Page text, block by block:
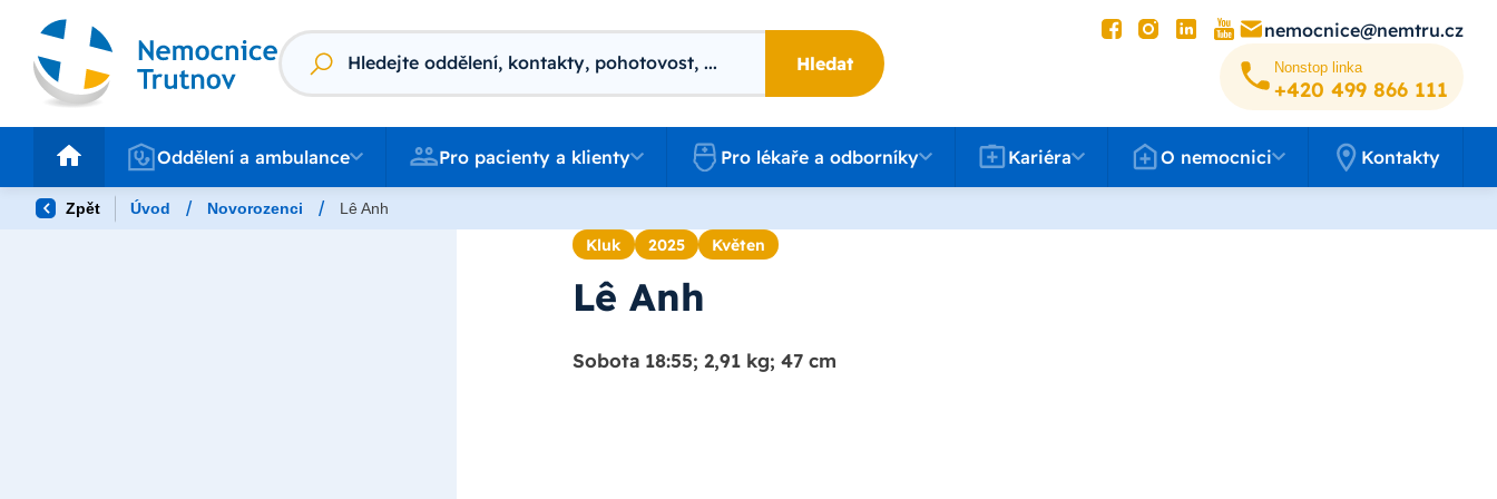
Vyhledávání
Hledat
nemocnice@nemtru.cz
Nonstop linka
+420 499 8­66 111
Oddělení a ambulance
Oddělení a ambulance Pro pacienty a klienty
Pro lékaře a odborníky
Pro lékaře a odborníky
Kariéra
Kariéra
O nemocnici
O nemocnici Kontakty
Zpět Úvod / Novorozenci / Lê Anh
Kluk 2025 Květen
Lê Anh
Sobota 18:55; 2,91 kg; 47 cm